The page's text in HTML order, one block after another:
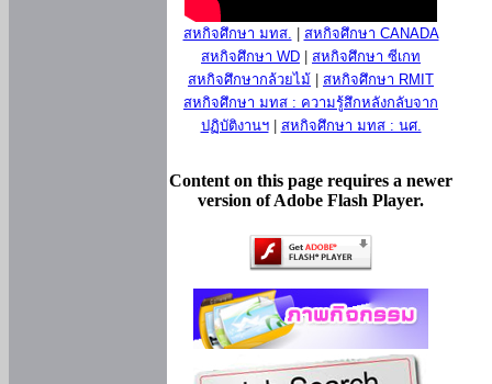
สหกิจศึกษา มทส.
สหกิจศึกษา CANADA
สหกิจศึกษา WD
สหกิจศึกษา ซีเกท
สหกิจศึกษากล้วยไม้
สหกิจศึกษา RMIT
สหกิจศึกษา มทส : ความรู้สึกหลังกลับจาก
ปฏิบัติงานฯ| สหกิจศึกษา มทส : นศ.
Content on this page requires a newer
version of Adobe Flash Player.